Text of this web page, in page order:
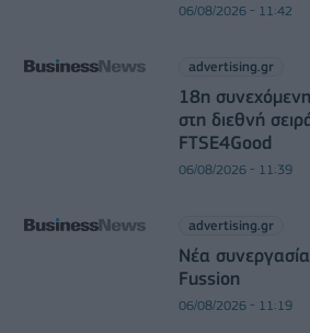
06/08/2026 - 11:42
advertising.gr
18η
στη διεθνή
FTSE4Good
06/08/2026 - 11:39
advertising.gr
Νέα
Fussion
06/08/2026 - 11:19